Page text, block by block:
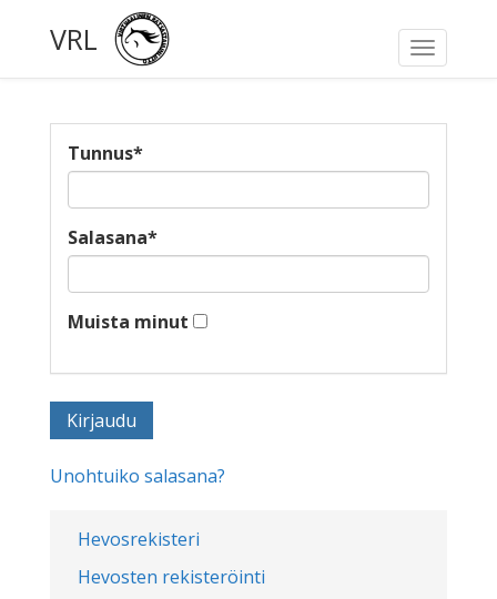
Toggle
VRL
Hevosrekisteri
Hevosten rekisteröinti
Tunnus*
Salasana*
Muista minut
Unohtuiko salasana?